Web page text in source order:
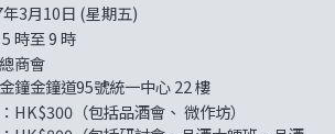
3月10日 (星期五)
時至 9 時
商會
鐘金鐘道95號統一中心 22 樓
HK$300（包括品酒會、 微作坊）